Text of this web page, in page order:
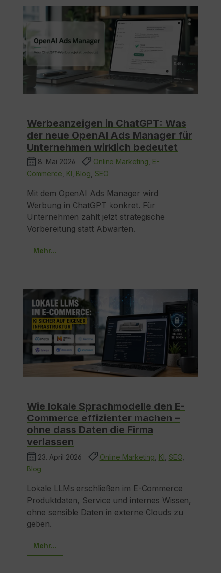
Werbeanzeigen in ChatGPT: Was
der neue OpenAI Ads Manager für
Unternehmen wirklich bedeutet
8. Mai 2026 Online Marketing E-
Commerce KI Blog SEO
Mit dem OpenAI Ads Manager wird
Werbung in ChatGPT konkret. Für
Unternehmen zählt jetzt strategische
Vorbereitung statt Abwarten.
Mehr...
Wie lokale Sprachmodelle den E-
Commerce effizienter machen –
ohne dass Daten die Firma
verlassen
23. April 2026 Online Marketing KI SEO,
Blog
Lokale LLMs erschließen im E-Commerce
Produktdaten, Service und internes Wissen,
ohne sensible Daten in externe Clouds zu
geben.
Mehr...